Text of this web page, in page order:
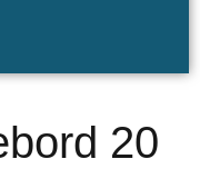
20